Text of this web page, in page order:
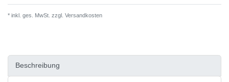
* inkl. ges. MwSt. zzgl. Versandkosten
Beschreibung